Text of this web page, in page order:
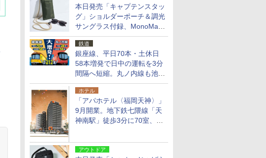
本日発売「キャプテンスタッ
グ」ショルダーポーチ＆調光
サングラス付録、MonoMax
9月号増刊
鉄道
銀座線、平日70本・土休日
58本増発で日中の運転を3分
間隔へ短縮。丸ノ内線も池袋
～中野坂上を4分間隔に
ホテル
「アパホテル〈福岡天神〉」
9月開業。地下鉄七隈線「天
神南駅」徒歩3分に70室、エ
アウトドア